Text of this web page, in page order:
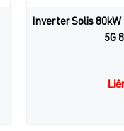
Inverter Solis
5G